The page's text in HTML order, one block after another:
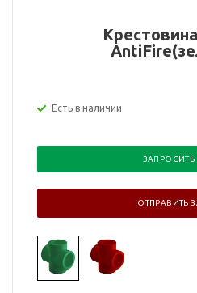
Есть в наличии
ЗАПРОСИТЬ
ОТПРАВИТЬ